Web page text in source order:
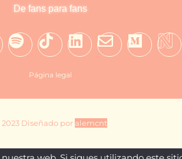
De fans para fans
Página legal
Diseñado por alemcnt